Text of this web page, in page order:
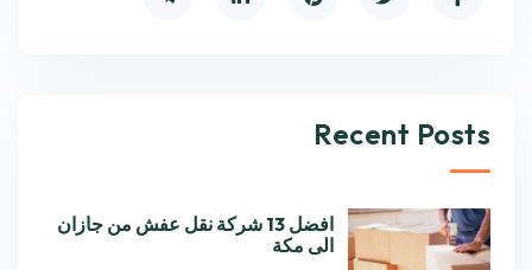
Recent Posts
افضل 13 شركة نقل عفش من جازان
الى مكة